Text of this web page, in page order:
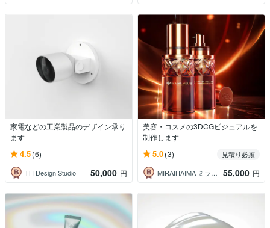
家電などの工業製品のデザイン承り
ます
4.5(6)
TH Design Studio 50,000 円
美容・コスメの3DCGビジュアルを
制作します
5.0(3)
見積り必須
MIRAIHAIMA ミライハイマ
55,000 円